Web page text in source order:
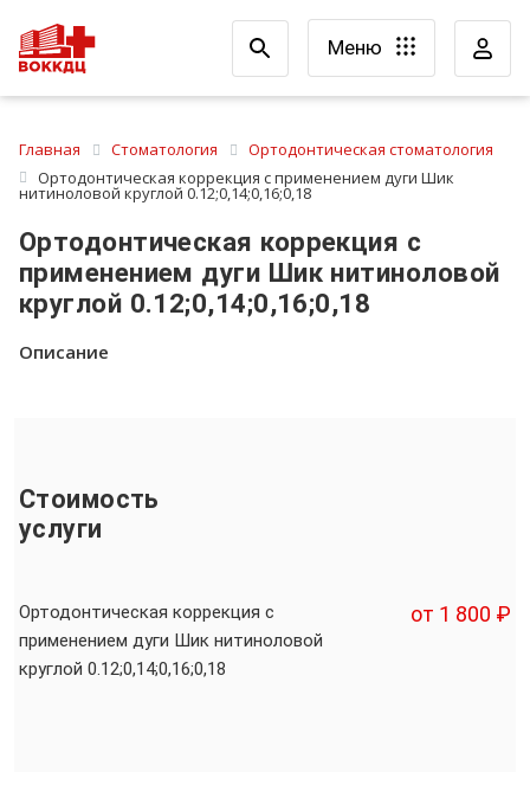
Меню
Главная Стоматология
Ортодонтическая стоматология
Ортодонтическая коррекция с применением дуги Шик
нитиноловой круглой 0.12;0,14;0,16;0,18
Ортодонтическая коррекция с
применением дуги Шик нитиноловой
круглой 0.12;0,14;0,16;0,18
Описание
Стоимость
услуги
Ортодонтическая коррекция с
применением дуги Шик нитиноловой
круглой 0.12;0,14;0,16;0,18
от 1 800 ₽